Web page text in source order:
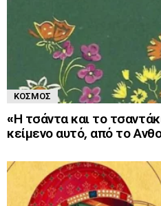
ΚΌΣΜΟΣ
«Η τσάντα και το
κείμενο αυτό, από το